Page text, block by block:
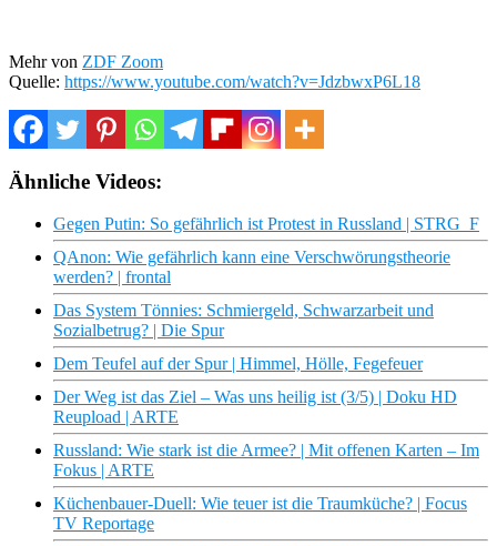
Mehr von ZDF Zoom
Quelle: https://www.youtube.com/watch?v=JdzbwxP6L18
Ähnliche Videos:
Gegen Putin: So gefährlich ist Protest in Russland | STRG_F
QAnon: Wie gefährlich kann eine Verschwörungstheorie
werden? | frontal
Das System Tönnies: Schmiergeld, Schwarzarbeit und
Sozialbetrug? | Die Spur
Dem Teufel auf der Spur | Himmel, Hölle, Fegefeuer
Der Weg ist das Ziel – Was uns heilig ist (3/5) | Doku HD
Reupload | ARTE
Russland: Wie stark ist die Armee? | Mit offenen Karten – Im
Fokus | ARTE
Küchenbauer-Duell: Wie teuer ist die Traumküche? | Focus
TV Reportage